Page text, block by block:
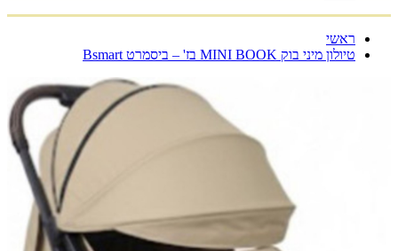
ראשי
טיולון מיני בוק MINI BOOK בז' – ביסמרט Bsmart